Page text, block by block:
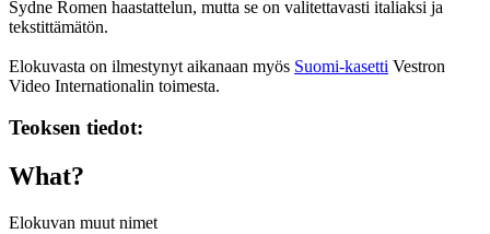
Sydne Romen haastattelun, mutta se on valitettavasti italiaksi ja
tekstittämätön.
Elokuvasta on ilmestynyt aikanaan myös Suomi-kasetti Vestron
Video Internationalin toimesta.
Teoksen tiedot:
What?
Elokuvan muut nimet